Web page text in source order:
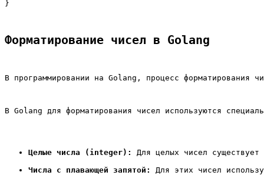
Форматирование чисел в Golang
В программировании на Golang, процесс форматирования
В Golang для форматирования чисел используются
Целые числа (integer):
Для целых чисел
Числа с плавающей запятой:
Для этих чисел